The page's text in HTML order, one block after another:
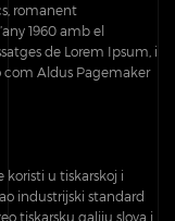
romanent
1960 amb el
de Lorem Ipsum, i
Aldus Pagemaker
koristi u tiskarskoj i
industrijski standard
tiskarsku galiju slova i